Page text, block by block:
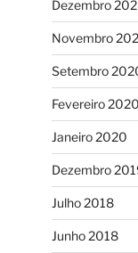
Dezembro
Novembro
Setembro
Fevereiro
Janeiro 2020
Dezembro
Julho 2018
Junho 2018